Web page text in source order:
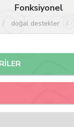
Fonksiyonel
doğal destekler